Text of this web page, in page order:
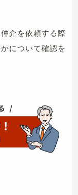
介を依頼する際
について確認を